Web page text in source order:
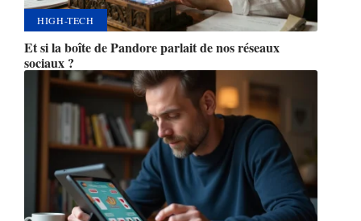
HIGH-TECH
Et si la boîte de Pandore parlait de nos réseaux
sociaux ?